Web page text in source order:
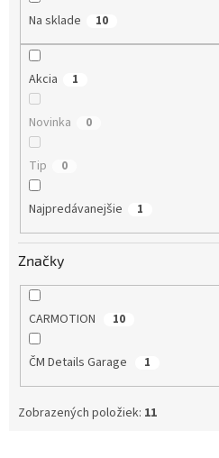
Na sklade 10
Akcia 1
Novinka 0
Tip 0
Najpredávanejšie 1
Značky
CARMOTION 10
ČM Details Garage 1
Zobrazených položiek: 11